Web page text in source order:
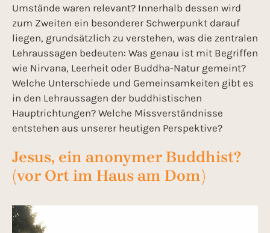
Umstände waren relevant? Innerhalb dessen wird
zum Zweiten ein besonderer Schwerpunkt darauf
liegen, grundsätzlich zu verstehen, was die zentralen
Lehraussagen bedeuten: Was genau ist mit Begriffen
wie Nirvana, Leerheit oder Buddha-Natur gemeint?
Welche Unterschiede und Gemeinsamkeiten gibt es
in den Lehraussagen der buddhistischen
Hauptrichtungen? Welche Missverständnisse
entstehen aus unserer heutigen Perspektive?
Jesus, ein anonymer Buddhist?
(vor Ort im Haus am Dom)